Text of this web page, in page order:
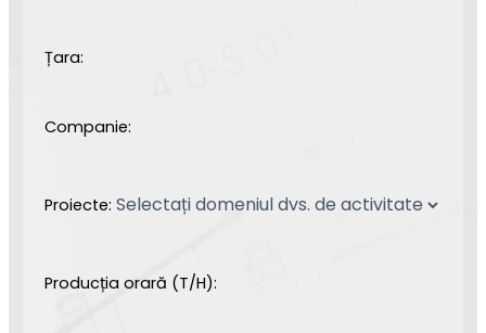
Țara:
Companie:
Proiecte:
Producția orară (T/H):